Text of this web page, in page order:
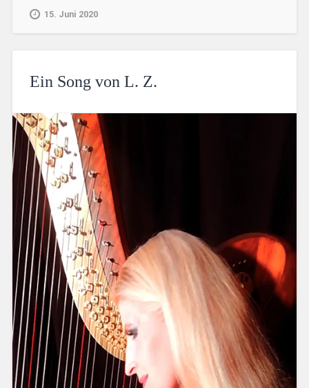
15. Juni 2020
Ein Song von L. Z.